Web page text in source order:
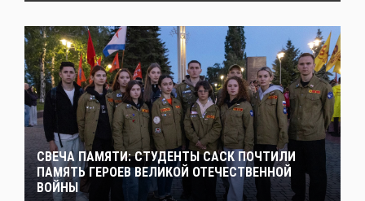
СВЕЧА ПАМЯТИ: СТУДЕНТЫ САСК ПОЧТИЛИ
ПАМЯТЬ ГЕРОЕВ ВЕЛИКОЙ ОТЕЧЕСТВЕННОЙ
ВОЙНЫ